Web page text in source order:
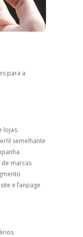
para a
lojas.
semelhante
marcas
e fanpage